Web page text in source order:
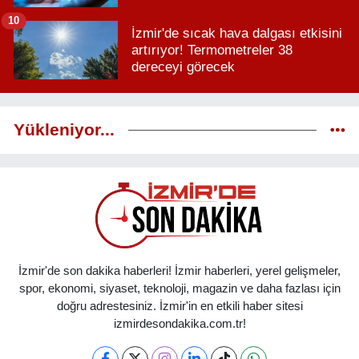
İzmir'de sıcak hava dalgası etkisini
artırıyor! Termometreler 38
dereceyi görecek
10
Yükleniyor...
İzmir'de son dakika haberleri! İzmir haberleri, yerel gelişmeler,
spor, ekonomi, siyaset, teknoloji, magazin ve daha fazlası için
doğru adrestesiniz. İzmir'in en etkili haber sitesi
izmirdesondakika.com.tr!